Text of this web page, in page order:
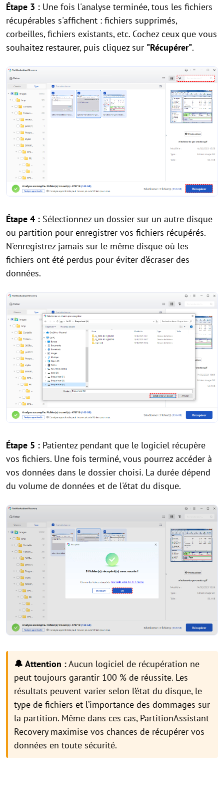
Étape 3 : Une fois l'analyse terminée, tous les fichiers
récupérables s'affichent : fichiers supprimés,
corbeilles, fichiers existants, etc. Cochez ceux que vous
souhaitez restaurer, puis cliquez sur "Récupérer".
Étape 4 : Sélectionnez un dossier sur un autre disque
ou partition pour enregistrer vos fichiers récupérés.
N'enregistrez jamais sur le même disque où les
fichiers ont été perdus pour éviter d’écraser des
données.
Étape 5 : Patientez pendant que le logiciel récupère
vos fichiers. Une fois terminé, vous pourrez accéder à
vos données dans le dossier choisi. La durée dépend
du volume de données et de l'état du disque.
🔔 Attention :Aucun logiciel de récupération ne
peut toujours garantir 100 % de réussite. Les
résultats peuvent varier selon l’état du disque, le
type de fichiers et l’importance des dommages sur
la partition. Même dans ces cas, PartitionAssistant
Recovery maximise vos chances de récupérer vos
données en toute sécurité.